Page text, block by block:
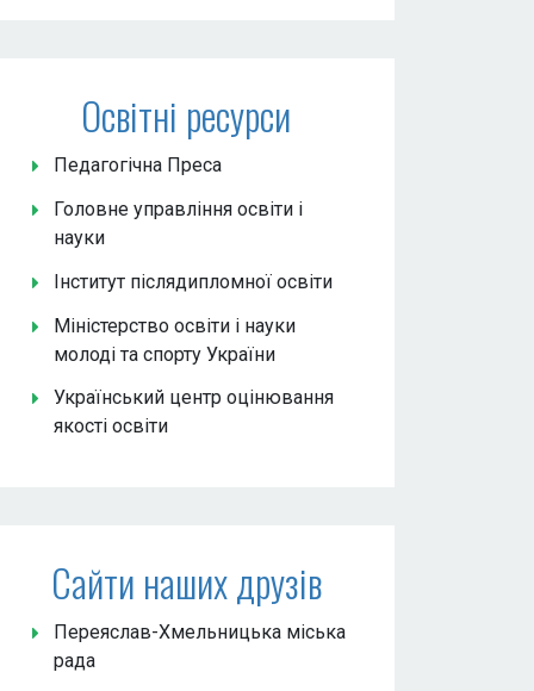
Освітні ресурси
Педагогічна Преса
Головне управління освіти і
науки
Інститут післядипломної освіти
Міністерство освіти і науки
молоді та спорту України
Український центр оцінювання
якості освіти
Сайти наших друзів
Переяслав-Хмельницька міська
рада